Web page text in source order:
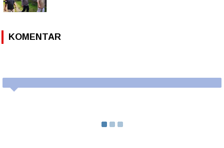
KOMENTAR